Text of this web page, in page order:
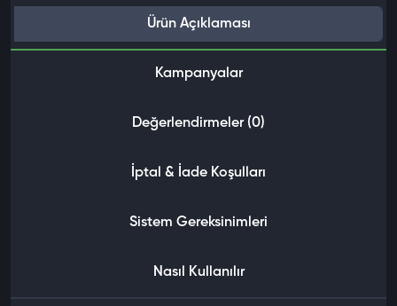
Ürün Açıklaması
Kampanyalar
Değerlendirmeler (0)
İptal & İade Koşulları
Sistem Gereksinimleri
Nasıl Kullanılır